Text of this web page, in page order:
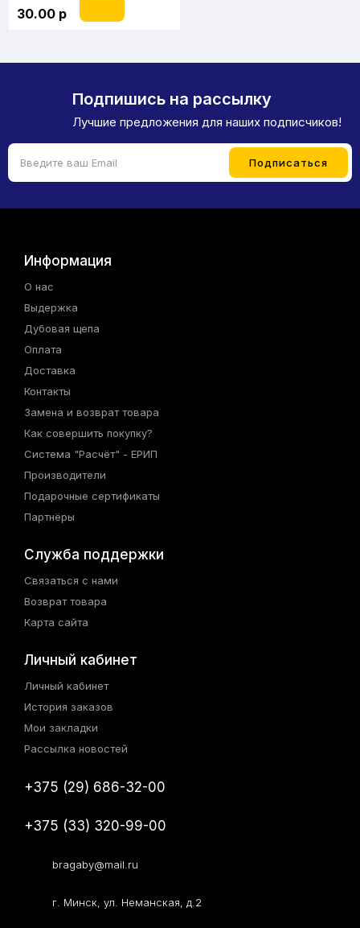
30.00 р
Подпишись на рассылку
Лучшие предложения для наших подписчиков!
Информация
О нас
Выдержка
Дубовая щепа
Оплата
Доставка
Контакты
Замена и возврат товара
Как совершить покупку?
Система "Расчёт" - ЕРИП
Производители
Подарочные сертификаты
Партнёры
Служба поддержки
Связаться с нами
Возврат товара
Карта сайта
Личный кабинет
Личный кабинет
История заказов
Мои закладки
Рассылка новостей
+375 (29) 686-32-00
+375 (33) 320-99-00
bragaby@mail.ru
г. Минск, ул. Неманская, д.2